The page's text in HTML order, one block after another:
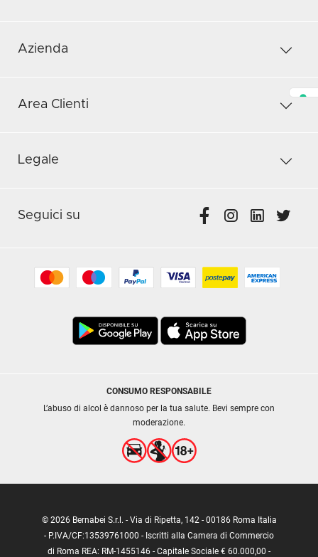
Azienda
Area Clienti
Legale
Seguici su
CONSUMO RESPONSABILE
L’abuso di alcol è dannoso per la tua salute. Bevi sempre con
moderazione.
© 2026 Bernabei S.r.l. - Via di Ripetta, 142 - 00186 Roma Italia
- P.IVA/CF:13539761000 - Iscritti alla Camera di Commercio
di Roma REA: RM-1455146 - Capitale Sociale € 60.000,00 -